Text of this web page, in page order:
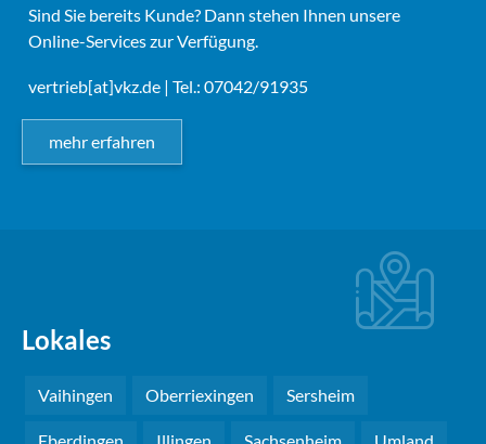
Sind Sie bereits Kunde? Dann stehen Ihnen unsere
Online-Services zur Verfügung.
vertrieb[at]vkz.de | Tel.: 07042/91935
mehr erfahren
Lokales
Vaihingen Oberriexingen Sersheim
Eberdingen Illingen Sachsenheim Umland